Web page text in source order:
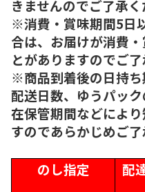
きませんのでご了承く
※消費・賞味期間5日
合は、お届けが消費
とがありますのでご了
※商品到着後の日持
配送日数、ゆうパッ
在保管期間などによ
すのであらかじめご了
のし指定
配